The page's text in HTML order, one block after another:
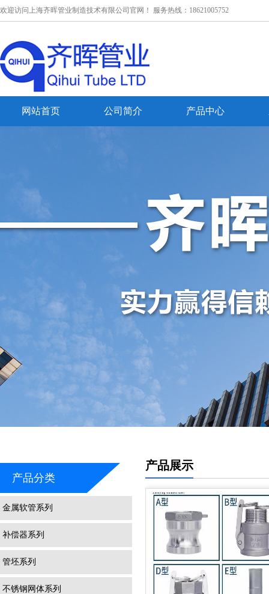
欢迎访问上海齐晖管业制造技术有限公司官网！ 服务热线：18621005752
网站首页 公司简介 产品中心
产品分类
金属软管系列
补偿器系列
管坯系列
不锈钢网体系列
产品展示